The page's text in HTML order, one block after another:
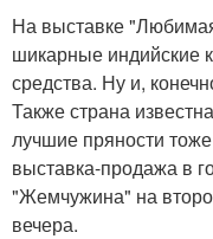
На выставке
шикарные индийские
средства. Ну и,
Также страна
лучшие пряности
выставка-продажа в
"Жемчужина" на
вечера.